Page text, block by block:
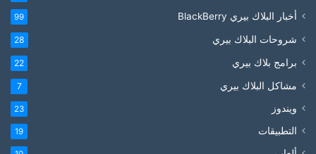
أخبار البلاك بيري BlackBerry 99
شروحات البلاك بيري 28
برامج بلاك بيري 22
مشاكل البلاك بيري 7
ويندوز 23
التطبيقات 19